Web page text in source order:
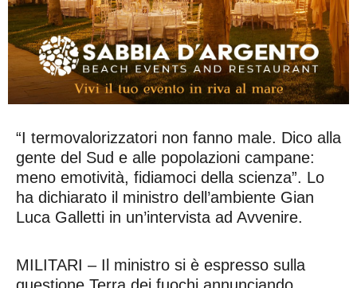
“I termovalorizzatori non fanno male. Dico alla
gente del Sud e alle popolazioni campane:
meno emotività, fidiamoci della scienza”. Lo
ha dichiarato il ministro dell’ambiente Gian
Luca Galletti in un’intervista ad Avvenire.
MILITARI – Il ministro si è espresso sulla
questione Terra dei fuochi annunciando